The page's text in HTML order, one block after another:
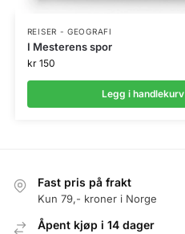
REISER - GEOGRAFI
I Mesterens spor
kr150
Legg i handlekurv
Fast pris på frakt
Kun 79,- kroner i Norge
Åpent kjøp i 14 dager